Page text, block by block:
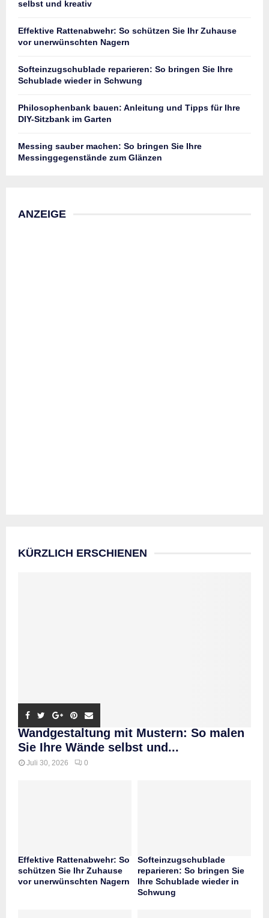
selbst und kreativ
Effektive Rattenabwehr: So schützen Sie Ihr Zuhause
vor unerwünschten Nagern
Softeinzugschublade reparieren: So bringen Sie Ihre
Schublade wieder in Schwung
Philosophenbank bauen: Anleitung und Tipps für Ihre
DIY-Sitzbank im Garten
Messing sauber machen: So bringen Sie Ihre
Messinggegenstände zum Glänzen
ANZEIGE
KÜRZLICH ERSCHIENEN
Wandgestaltung mit Mustern: So malen
Sie Ihre Wände selbst und...
Juli 30, 2026 0
Effektive Rattenabwehr: So
schützen Sie Ihr Zuhause
vor unerwünschten Nagern
Softeinzugschublade
reparieren: So bringen Sie
Ihre Schublade wieder in
Schwung